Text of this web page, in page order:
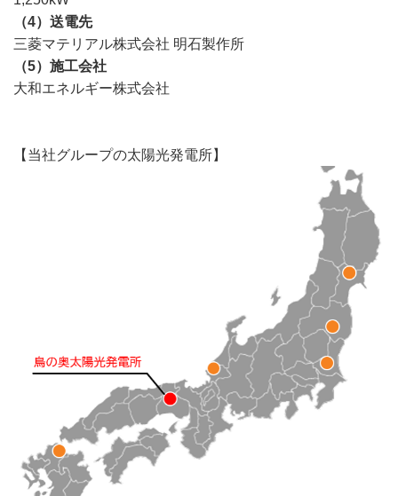
（4）送電先
三菱マテリアル株式会社 明石製作所
（5）施工会社
大和エネルギー株式会社
【当社グループの太陽光発電所】